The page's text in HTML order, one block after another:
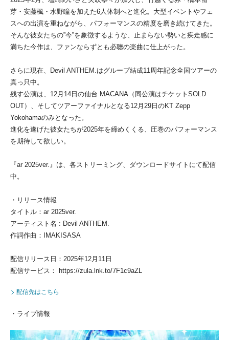
芽・安藤楓・水野瞳を加えた6人体制へと進化。大型イベントやフェ
スへの出演を重ねながら、パフォーマンスの精度を磨き続けてきた。
そんな彼女たちの”今”を象徴するような、止まらない勢いと疾走感に
満ちた今作は、ファンならずとも必聴の楽曲に仕上がった。
さらに現在、Devil ANTHEM.はグループ結成11周年記念全国ツアーの
真っ只中。
残す公演は、12月14日の仙台 MACANA（同公演はチケットSOLD
OUT）、そしてツアーファイナルとなる12月29日のKT Zepp
Yokohamaのみとなった。
進化を遂げた彼女たちが2025年を締めくくる、圧巻のパフォーマンス
を期待して欲しい。
『ar 2025ver.』は、各ストリーミング、ダウンロードサイトにて配信
中。
・リリース情報
タイトル：ar 2025ver.
アーティスト名 : Devil ANTHEM.
作詞作曲：IMAKISASA
配信リリース日：2025年12月11日
配信サービス： https://zula.lnk.to/7F1c9aZL
配信先はこちら
・ライブ情報